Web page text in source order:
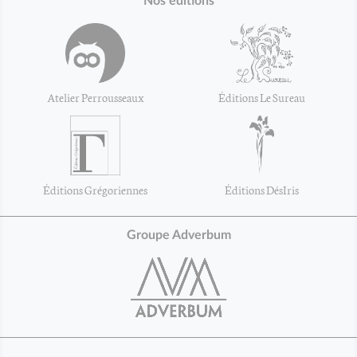
Atelier Perrousseaux Éditions Le Sureau
Éditions Grégoriennes Éditions DésIris
Groupe Adverbum